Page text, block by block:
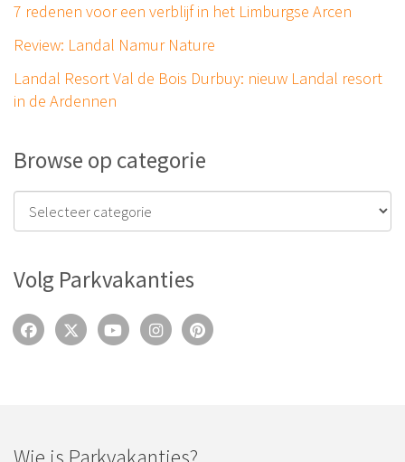
7 redenen voor een verblijf in het Limburgse Arcen
Review: Landal Namur Nature
Landal Resort Val de Bois Durbuy: nieuw Landal resort
in de Ardennen
Browse op categorie
Volg Parkvakanties